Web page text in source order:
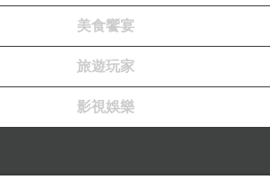
美食饗宴
旅遊玩家
影視娛樂